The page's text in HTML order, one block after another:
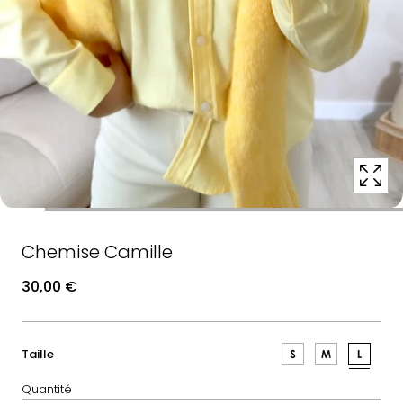
dans
une
fenêtre
contextuelle
modale
Chemise Camille
30,00 €
Taille:
Quantité